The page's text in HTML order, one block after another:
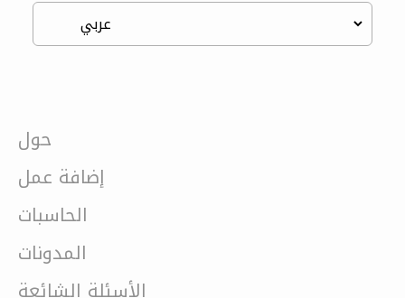
حول
إضافة عمل
الحاسبات
المدونات
الأسئلة الشائعة